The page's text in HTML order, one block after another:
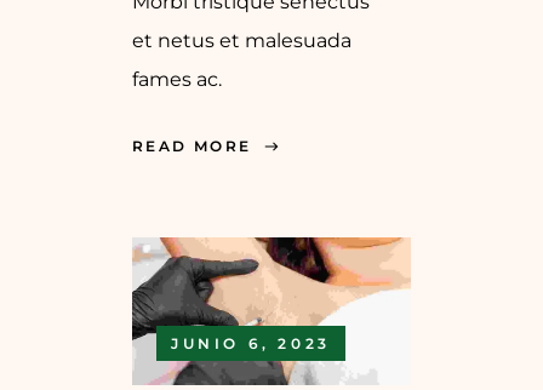
et netus et malesuada
fames ac.
READ MORE
JUNIO 6, 2023